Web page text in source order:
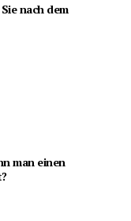
nach dem
man einen